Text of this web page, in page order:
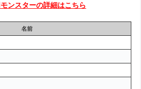
モンスターの詳細はこちら
名前